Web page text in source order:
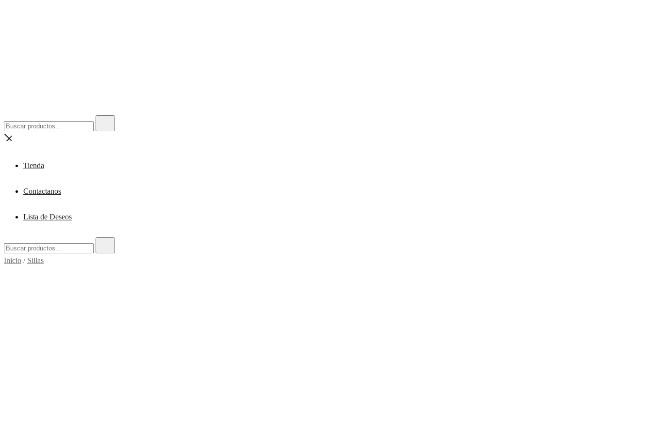
Buscar:
Tienda
Contactanos
Lista de Deseos
Buscar:
Inicio / Sillas